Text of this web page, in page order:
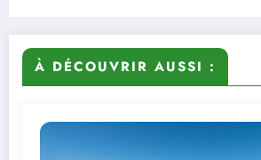
À DÉCOUVRIR AUSSI :